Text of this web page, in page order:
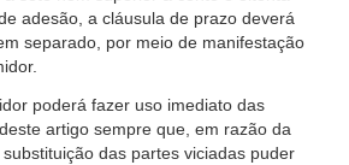
adesão, a cláusula de prazo deverá
separado, por meio de manifestação
poderá fazer uso imediato das
artigo sempre que, em razão da
das partes viciadas puder